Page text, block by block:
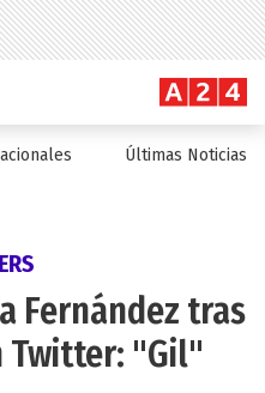
Últimas Noticias
Fernández tras
Twitter: "Gil"